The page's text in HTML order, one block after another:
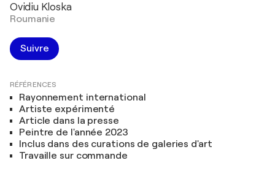
Ovidiu Kloska
Roumanie
Suivre
RÉFÉRENCES
Rayonnement international
Artiste expérimenté
Article dans la presse
Peintre de l'année 2023
Inclus dans des curations de galeries d'art
Travaille sur commande